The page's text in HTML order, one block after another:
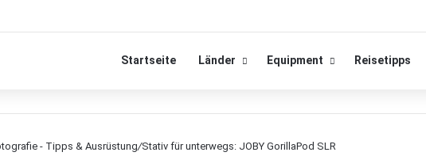
Startseite Länder Equipment Reisetipps
- Tipps & Ausrüstung/Stativ für unterwegs: JOBY GorillaPod SLR